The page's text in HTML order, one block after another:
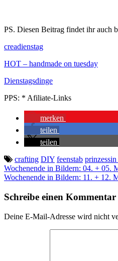
PS. Diesen Beitrag findet ihr auch
creadienstag
HOT – handmade on tuesday
Dienstagsdinge
PPS: * Afiliate-Links
merken
teilen
teilen
crafting DIY feenstab
Beitragsnavigation
Wochenende in Bildern: 04. + 05.
Wochenende in Bildern: 11. + 12.
Schreibe einen Kommentar
Deine E-Mail-Adresse wird nicht